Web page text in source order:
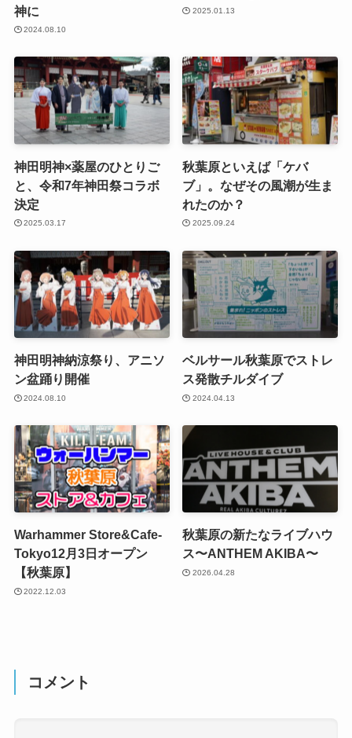
神に
2024.08.10
2025.01.13
神田明神×薬屋のひとりご
と、令和7年神田祭コラボ
決定
2025.03.17
秋葉原といえば「ケバ
ブ」。なぜその風潮が生ま
れたのか？
2025.09.24
神田明神納涼祭り、アニソ
ン盆踊り開催
2024.08.10
ベルサール秋葉原でストレ
ス発散チルダイブ
2024.04.13
Warhammer Store&Cafe-
Tokyo12月3日オープン
【秋葉原】
2022.12.03
秋葉原の新たなライブハウ
ス〜ANTHEM AKIBA〜
2026.04.28
コメント